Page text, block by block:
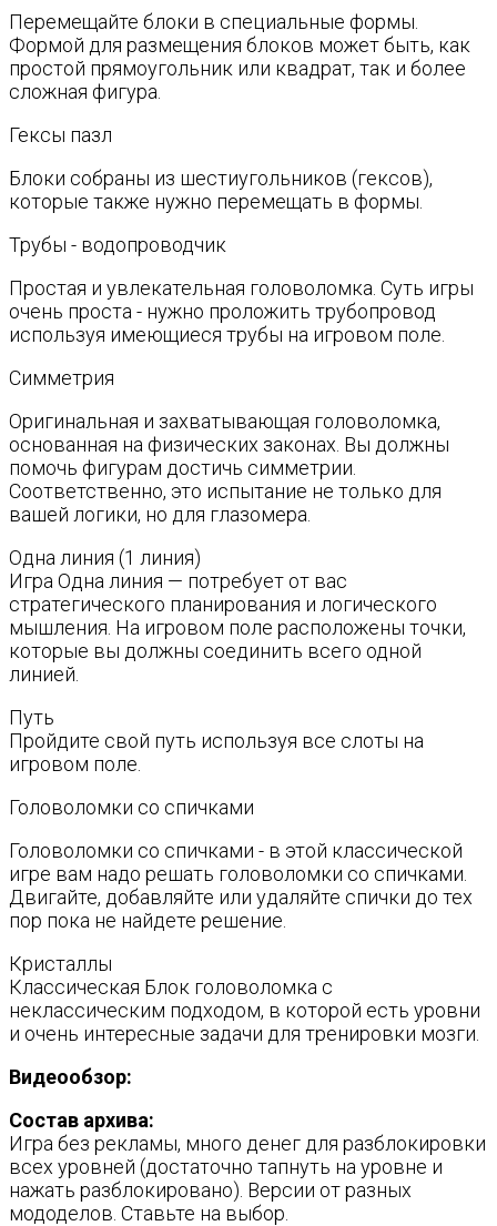
Перемещайте блоки в специальные формы.
Формой для размещения блоков может быть, как
простой прямоугольник или квадрат, так и более
сложная фигура.
Гексы пазл
Блоки собраны из шестиугольников (гексов),
которые также нужно перемещать в формы.
Трубы - водопроводчик
Простая и увлекательная головоломка. Суть игры
очень проста - нужно проложить трубопровод
используя имеющиеся трубы на игровом поле.
Симметрия
Оригинальная и захватывающая головоломка,
основанная на физических законах. Вы должны
помочь фигурам достичь симметрии.
Соответственно, это испытание не только для
вашей логики, но для глазомера.
Одна линия (1 линия)
Игра Одна линия — потребует от вас
стратегического планирования и логического
мышления. На игровом поле расположены точки,
которые вы должны соединить всего одной
линией.
Путь
Пройдите свой путь используя все слоты на
игровом поле.
Головоломки со спичками
Головоломки со спичками - в этой классической
игре вам надо решать головоломки со спичками.
Двигайте, добавляйте или удаляйте спички до тех
пор пока не найдете решение.
Кристаллы
Классическая Блок головоломка с
неклассическим подходом, в которой есть уровни
и очень интересные задачи для тренировки мозги.
Видеообзор:
Состав архива:
Игра без рекламы, много денег для разблокировки
всех уровней (достаточно тапнуть на уровне и
нажать разблокировано). Версии от разных
мододелов. Ставьте на выбор.